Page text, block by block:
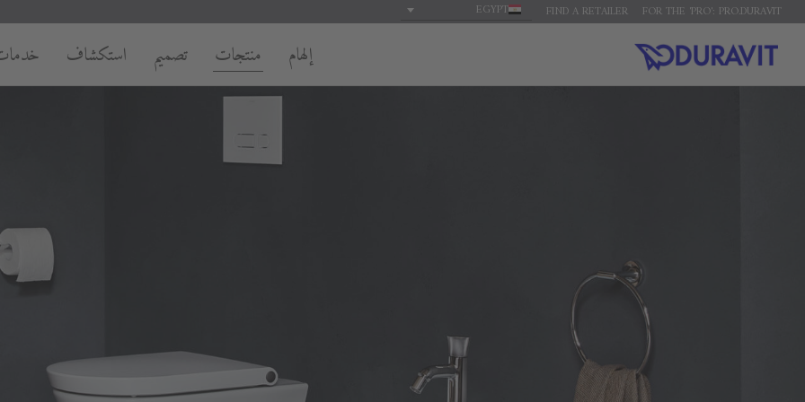
FOR THE 'PRO': PRO.DURAVIT
FIND A RETAILER
EGYPT
إلهام منتجات تصميم استكشاف